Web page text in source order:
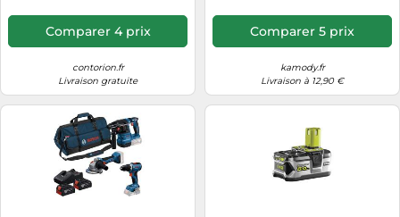
Comparer 4 prix
contorion.fr
Livraison gratuite
Comparer 5 prix
kamody.fr
Livraison à 12,90 €